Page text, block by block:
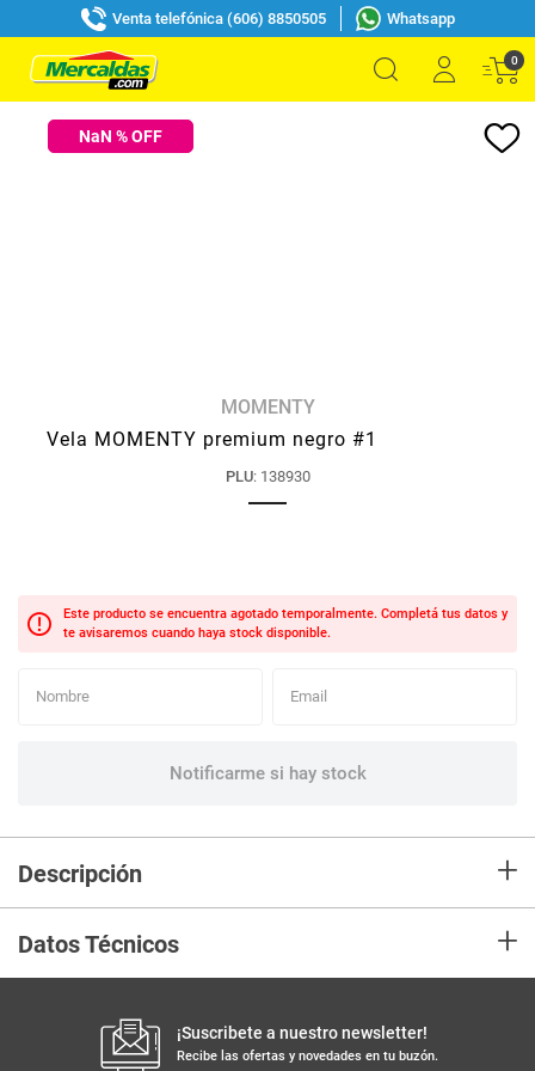
Venta telefónica (606) 8850505 Whatsapp
0
NaN % OFF
MOMENTY
Vela MOMENTY premium negro #1
PLU: 138930
Descripción +
Datos Técnicos +
¡Suscribete a nuestro newsletter!
Recibe las ofertas y novedades en tu buzón.